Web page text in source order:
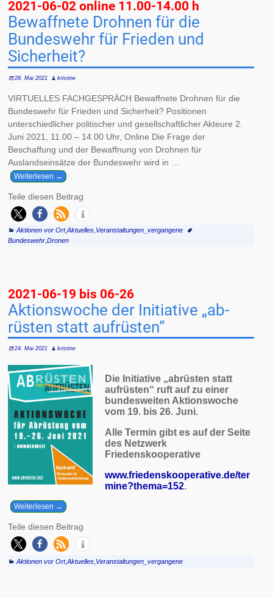
2021-06-02 online 11.00-14.00 h
Bewaffnete Drohnen für die
Bundeswehr für Frieden und
Sicherheit?
28. Mai 2021 kristine
VIRTUELLES FACHGESPRÄCH Bewaffnete Drohnen für die
Bundeswehr für Frieden und Sicherheit? Positionen
unterschiedlicher politischer und gesellschaftlicher Akteure 2.
Juni 2021, 11.00 – 14.00 Uhr, Online Die Frage der
Beschaffung und der Bewaffnung von Drohnen für
Auslandseinsätze der Bundeswehr wird in
Weiterlesen →
Teile diesen Beitrag
Aktionen vor Ort,Aktuelles, Veranstaltungen_vergangene
Bundeswehr, Dronen
2021-06-19 bis 06-26
Aktions­woche der Ini­tia­tive „ab­
rüsten statt auf­rüsten“
24. Mai 2021 kristine
Die Initiative „abrüsten statt
aufrüsten“ ruft auf zu einer
bundesweiten Aktionswoche
vom 19. bis 26. Juni.
Alle Termin gibt es auf der Seite
des Netzwerk
Friedenskooperative
www.friedenskooperative.de/ter
mine?thema=152.
Weiterlesen →
Teile diesen Beitrag
Aktionen vor Ort,Aktuelles, Veranstaltungen_vergangene